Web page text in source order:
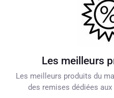
Les meilleurs
Les meilleurs produits du
des remises dédiées